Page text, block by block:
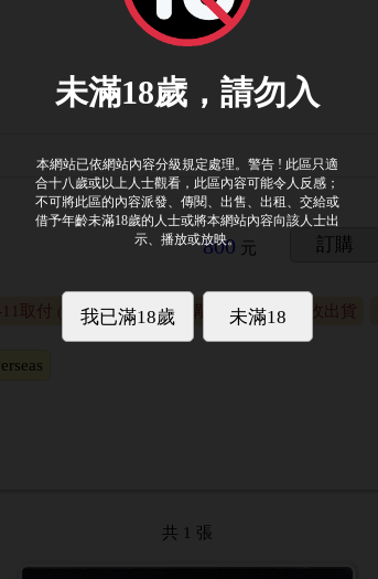
800 元 訂購
取付 (貨到付款) 合併代購出貨 合併代收出貨
共 1 張